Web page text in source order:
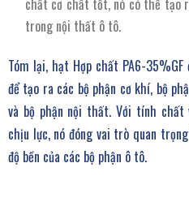
chất cơ chất tốt, nó có thể tạo
trong nội thất ô tô.
Tóm lại, hạt Hợp chất PA6-
để tạo ra các bộ phận cơ khí, bộ
và bộ phận nội thất. Với tính
chịu lực, nó đóng vai trò quan
độ bền của các bộ phận ô tô.